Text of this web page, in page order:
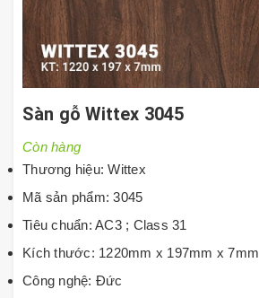
Sàn gỗ Wittex 3045
Còn hàng
Thương hiệu: Wittex
Mã sản phẩm: 3045
Tiêu chuẩn: AC3 ; Class 31
Kích thước: 1220mm x 197mm x 7mm
Công nghệ: Đức